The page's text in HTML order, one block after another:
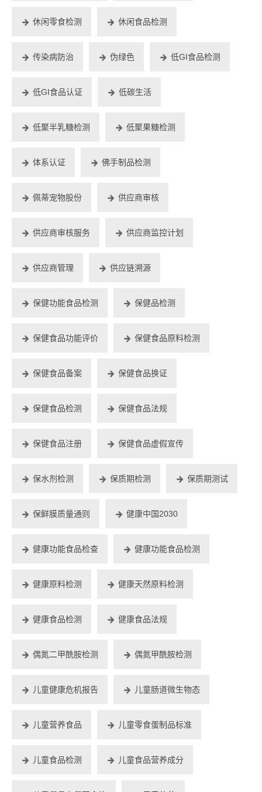
休闲零食检测 休闲食品检测
传染病防治 伪绿色 低GI食品检测
低GI食品认证 低碳生活
低聚半乳糖检测 低聚果糖检测
体系认证 佛手制品检测
佩蒂宠物股份 供应商审核
供应商审核服务 供应商监控计划
供应商管理 供应链溯源
保健功能食品检测 保健品检测
保健食品功能评价 保健食品原料检测
保健食品备案 保健食品换证
保健食品检测 保健食品法规
保健食品注册 保健食品虚假宣传
保水剂检测 保质期检测 保质期测试
保鲜膜质量通则 健康中国2030
健康功能食品检查 健康功能食品检测
健康原料检测 健康天然原料检测
健康食品检测 健康食品法规
偶氮二甲酰胺检测 偶氮甲酰胺检测
儿童健康危机报告 儿童肠道微生物态
儿童营养食品 儿童零食蛋制品标准
儿童食品检测 儿童食品营养成分